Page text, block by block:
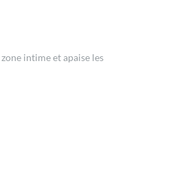
intime et apaise les